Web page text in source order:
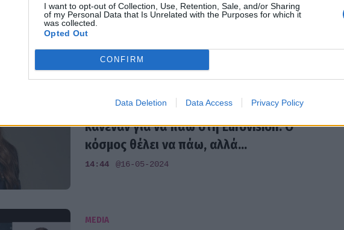
I want to opt-out of Collection, Use, Retention, Sale, and/or Sharing
of my Personal Data that Is Unrelated with the Purposes for which it
was collected.
Opted Out
CONFIRM
Data Deletion Data Access Privacy Policy
δεν είναι πιτσιρίκα»
12:30
Καλομοίρα: «Δεν θα παρακαλέσω
κανέναν για να πάω στη Eurovision. Ο
κόσμος θέλει να πάω, αλλά...
14:44 @16-05-2024
MEDIA